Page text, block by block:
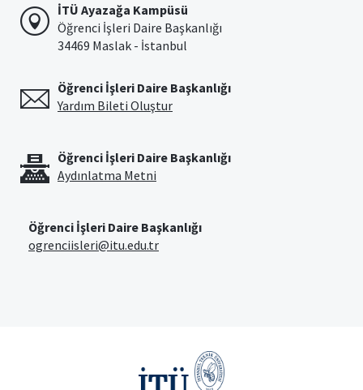
İTÜ Ayazağa Kampüsü
Öğrenci İşleri Daire Başkanlığı
34469 Maslak - İstanbul
Öğrenci İşleri Daire Başkanlığı
Yardım Bileti Oluştur
Öğrenci İşleri Daire Başkanlığı
Aydınlatma Metni
Öğrenci İşleri Daire Başkanlığı
ogrenciisleri@itu.edu.tr